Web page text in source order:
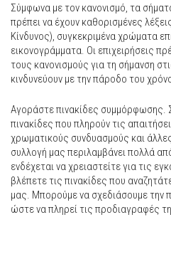
Σύμφωνα με τον κανονισμό, τα
πρέπει να έχουν καθορισμένες
Κίνδυνος), συγκεκριμένα χρώματα
εικονογράμματα. Οι επιχειρήσεις
τους κανονισμούς για τη σήμανση
κινδυνεύουν με την πάροδο του
Αγοράστε πινακίδες συμμόρφωσης.
πινακίδες που πληρούν τις
χρωματικούς συνδυασμούς και
συλλογή μας περιλαμβάνει πολλά
ενδέχεται να χρειαστείτε για τις
βλέπετε τις πινακίδες που
μας. Μπορούμε να σχεδιάσουμε την
ώστε να πληρεί τις προδιαγραφές